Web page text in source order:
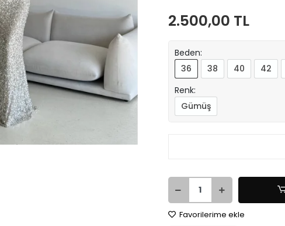
2.500,00 TL
Beden:
36
38 40 42
Renk:
Gümüş
Favorilerime ekle